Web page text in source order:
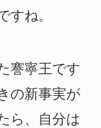
すね。
謇寧王です
の新事実が
ら、自分は